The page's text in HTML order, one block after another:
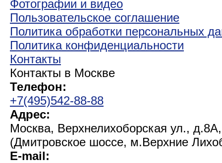
Фотографии и видео
Пользовательское соглашение
Политика обработки персональных
Политика конфиденциальности
Контакты
Контакты в Москве
Телефон:
+7(495)542-88-88
Адрес:
Москва, Верхнелихоборская ул.,
(Дмитровское шоссе, м.Верхние
E-mail: